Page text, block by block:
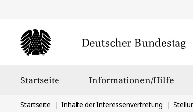
Startseite Informationen/Hilfe
Sie
Startseite Inhalte der Interessenvertretung